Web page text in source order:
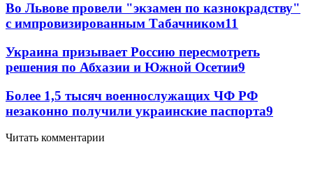
Во Львове провели "экзамен по казнокрадству"
с импровизированным Табачником11
Украина призывает Россию пересмотреть
решения по Абхазии и Южной Осетии9
Более 1,5 тысяч военнослужащих ЧФ РФ
незаконно получили украинские паспорта9
Читать комментарии